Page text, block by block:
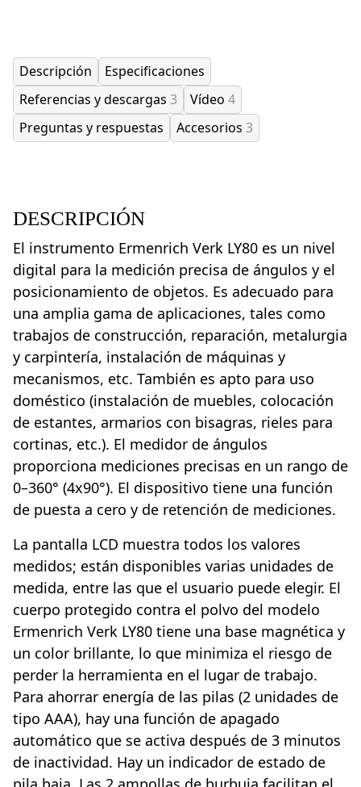
Descripción
Especificaciones
Referencias y descargas 3 Vídeo 4
Preguntas y respuestas
Accesorios 3
DESCRIPCIÓN
El instrumento Ermenrich Verk LY80 es un nivel
digital para la medición precisa de ángulos y el
posicionamiento de objetos. Es adecuado para
una amplia gama de aplicaciones, tales como
trabajos de construcción, reparación, metalurgia
y carpintería, instalación de máquinas y
mecanismos, etc. También es apto para uso
doméstico (instalación de muebles, colocación
de estantes, armarios con bisagras, rieles para
cortinas, etc.). El medidor de ángulos
proporciona mediciones precisas en un rango de
0–360° (4x90°). El dispositivo tiene una función
de puesta a cero y de retención de mediciones.
La pantalla LCD muestra todos los valores
medidos; están disponibles varias unidades de
medida, entre las que el usuario puede elegir. El
cuerpo protegido contra el polvo del modelo
Ermenrich Verk LY80 tiene una base magnética y
un color brillante, lo que minimiza el riesgo de
perder la herramienta en el lugar de trabajo.
Para ahorrar energía de las pilas (2 unidades de
tipo AAA), hay una función de apagado
automático que se activa después de 3 minutos
de inactividad. Hay un indicador de estado de